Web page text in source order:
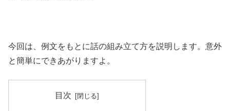
今回は、例文をもとに話の組み立て方を説明します。意外
と簡単にできあがりますよ。
目次